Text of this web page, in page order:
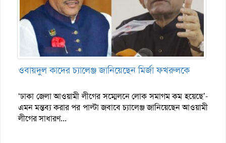
ওবায়দুল কাদের চ্যালেঞ্জ জানিয়েছেন মির্জা ফখরুলকে
‘ঢাকা জেলা আওয়ামী লীগের সম্মেলনে লোক সমাগম কম হয়েছে’-
এমন মন্তব্য করার পর পাল্টা জবাবে চ্যালেঞ্জ জানিয়েছেন আওয়ামী
লীগের সাধারণ...